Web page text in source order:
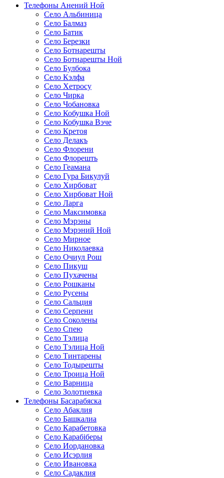
Телефоны Анений Ноӣ
Село Альбиница
Село Балмаз
Село Батик
Село Березки
Село Ботнарешты
Село Ботнарешты Ной
Село Булбока
Село Кэлфа
Село Хетросу
Село Чирка
Село Чобановка
Село Кобушка Ной
Село Кобушка Вэче
Село Кретоя
Село Делакъ
Село Флорени
Село Флорешть
Село Геамана
Село Гура Бикулуй
Село Хирбоват
Село Хирбоват Ной
Село Ларга
Село Максимовка
Село Мэрэны
Село Мэрэний Ной
Село Мирное
Село Николаевка
Село Очиул Рош
Село Пикуш
Село Пухачены
Село Рошканы
Село Русены
Село Сальция
Село Серпени
Село Соколены
Село Спею
Село Тэлица
Село Тэлица Ной
Село Тинтарены
Село Тодырешты
Село Троица Ной
Село Варница
Село Золотиевка
Телефоны Басарабяска
Село Абаклия
Село Башкалиа
Село Карабетовка
Село Карабіберы
Село Иордановка
Село Исэрлия
Село Ивановка
Село Садаклия